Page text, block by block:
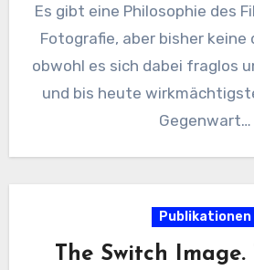
Es gibt eine Philosophie des
Fotografie, aber bisher keine
obwohl es sich dabei fraglos
und bis heute
Gegenwart…
Publikationen
The Switch Image.